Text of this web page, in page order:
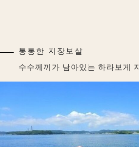
통통한 지장보살
수수께끼가 남아있는 하라보게